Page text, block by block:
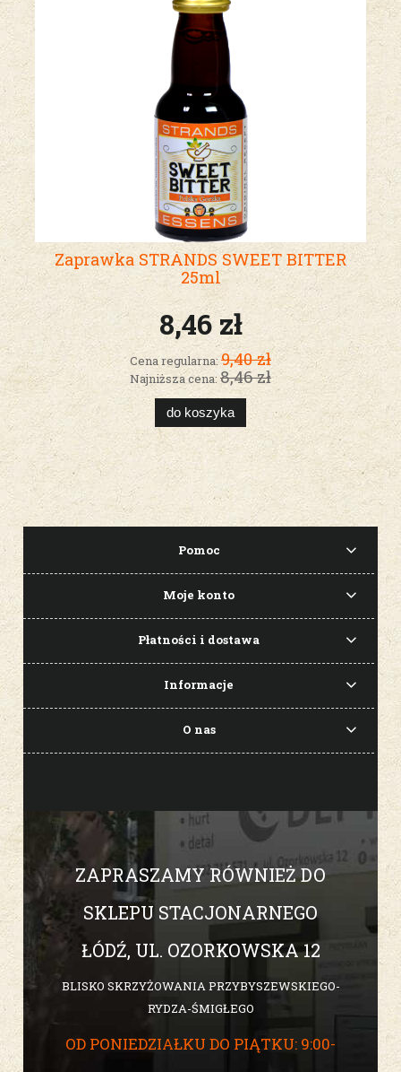
Zaprawka STRANDS SWEET BITTER
25ml
8,46 zł
Cena regularna: 9,40 zł
Najniższa cena: 8,46 zł
do koszyka
Pomoc
Moje konto
Płatności i dostawa
Informacje
O nas
ZAPRASZAMY RÓWNIEŻ DO
SKLEPU STACJONARNEGO
ŁÓDŹ, UL. OZORKOWSKA 12
BLISKO SKRZYŻOWANIA PRZYBYSZEWSKIEGO-
RYDZA-ŚMIGŁEGO
OD PONIEDZIAŁKU DO PIĄTKU: 9:00-